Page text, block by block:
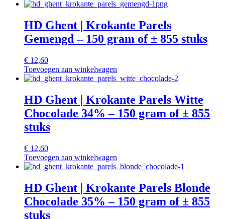
HD Ghent | Krokante Parels
Gemengd – 150 gram of ± 855 stuks
€ 12,60
Toevoegen aan winkelwagen
HD Ghent | Krokante Parels Witte
Chocolade 34% – 150 gram of ± 855
stuks
€ 12,60
Toevoegen aan winkelwagen
HD Ghent | Krokante Parels Blonde
Chocolade 35% – 150 gram of ± 855
stuks